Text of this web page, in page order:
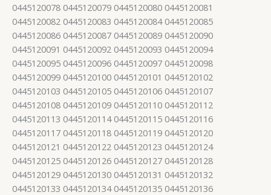
0445120078 0445120079 0445120080 0445120081
0445120082 0445120083 0445120084 0445120085
0445120086 0445120087 0445120089 0445120090
0445120091 0445120092 0445120093 0445120094
0445120095 0445120096 0445120097 0445120098
0445120099 0445120100 0445120101 0445120102
0445120103 0445120105 0445120106 0445120107
0445120108 0445120109 0445120110 0445120112
0445120113 0445120114 0445120115 0445120116
0445120117 0445120118 0445120119 0445120120
0445120121 0445120122 0445120123 0445120124
0445120125 0445120126 0445120127 0445120128
0445120129 0445120130 0445120131 0445120132
0445120133 0445120134 0445120135 0445120136